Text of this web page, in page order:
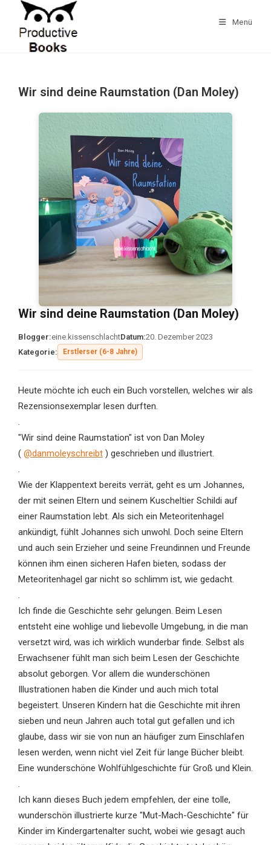
springen
Menü
Wir sind deine Raumstation (Dan Moley)
Wir sind deine Raumstation (Dan Moley)
Blogger:eine.kissenschlachtDatum:20. Dezember 2023
Kategorie:
Erstlerser (6-8 Jahre)
Heute möchte ich euch ein Buch vorstellen, welches wir als
Rezensionsexemplar lesen durften.
.
"Wir sind deine Raumstation" ist von Dan Moley
( @danmoleyschreibt) geschrieben und illustriert.
.
Wie der Klappentext bereits verrät, geht es um Johannes,
der mit seinen Eltern und seinem Kuscheltier Schildi auf
einer Raumstation lebt. Als sich ein Meteoritenhagel
ankündigt, fühlt Johannes sich unwohl. Doch seine Eltern
und auch sein Erzieher und seine Freundinnen und Freunde
können ihm einen sicheren Hafen bieten, sodass der
Meteoritenhagel gar nicht so schlimm ist, wie gedacht.
.
Ich finde die Geschichte sehr gelungen. Beim Lesen
entsteht eine wohlige und liebevolle Umgebung, in die man
versetzt wird, was ich wirklich wunderbar finde. Selbst als
Erwachsener fühlt man sich beim Lesen der Geschichte
absolut geborgen. Vor allem die wunderschönen
Illustrationen haben die Kinder und auch mich total
begeistert. Unseren Kindern hat die Geschichte mit ihren
sieben und neun Jahren auch total gut gefallen und ich
glaube, dass wir sie von nun an häufiger zum Einschlafen
lesen werden, wenn nicht viel Zeit für lange Bücher bleibt.
Eine wunderschöne Wohlfühlgeschichte für Groß und Klein.
.
Ich kann dieses Buch jedem empfehlen, der eine tolle,
wunderschön illustrierte kurze "Mut-Mach-Geschichte" für
Kinder im Kindergartenalter sucht, wobei wie gesagt auch